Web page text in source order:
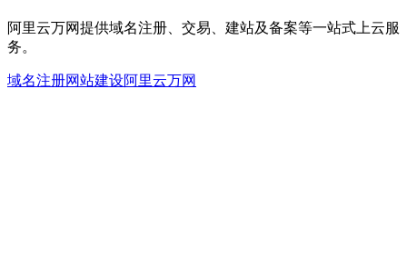
阿里云万网提供域名注册、交易、建站及备案等一站式上云服
务。
域名注册网站建设阿里云万网